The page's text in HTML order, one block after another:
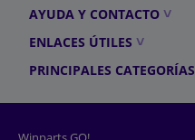
AYUDA Y CONTACTO
ENLACES ÚTILES
PRINCIPALES CATEGORÍAS